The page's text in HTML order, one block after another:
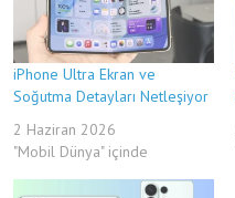
iPhone Ultra Ekran ve
Soğutma Detayları Netleşiyor
2 Haziran 2026
"Mobil Dünya" içinde